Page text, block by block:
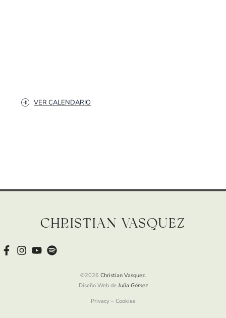
VER CALENDARIO
Christian Vasquez
©2026 Christian Vasquez.
Diseño Web deJulia Gómez
Privacy – Cookies